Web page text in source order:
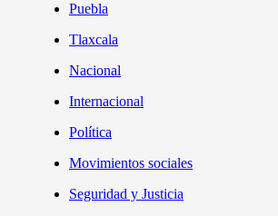
Puebla
Tlaxcala
Nacional
Internacional
Política
Movimientos sociales
Seguridad y Justicia